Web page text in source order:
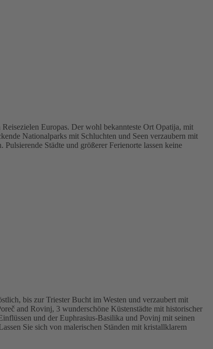
Europas. Der wohl bekannteste Ort Opatija, mit
Nationalparks mit Schluchten und Seen verzaubern mit
Städte und größerer Ferienorte lassen keine
bis zur Triester Bucht im Westen und verzaubert mit
and Rovinj, 3 wunderschöne Küstenstädte mit historischer
und der Euphrasius-Basilika und Povinj mit seinen
Sie sich von malerischen Ständen mit kristallklarem